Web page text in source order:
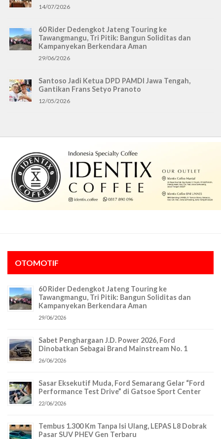
14/07/2026
60 Rider Dedengkot Jateng Touring ke
Tawangmangu, Tri Pitik: Bangun Soliditas dan
Kampanyekan Berkendara Aman
29/06/2026
Santoso Jadi Ketua DPD PAMDI Jawa Tengah,
Gantikan Frans Setyo Pranoto
12/05/2026
OTOMOTIF
60 Rider Dedengkot Jateng Touring ke
Tawangmangu, Tri Pitik: Bangun Soliditas dan
Kampanyekan Berkendara Aman
29/06/2026
Sabet Penghargaan J.D. Power 2026, Ford
Dinobatkan Sebagai Brand Mainstream No. 1
26/06/2026
Sasar Eksekutif Muda, Ford Semarang Gelar “Ford
Performance Test Drive” di Gatsoe Sport Center
22/06/2026
Tembus 1.300 Km Tanpa Isi Ulang, LEPAS L8 Dobrak
Pasar SUV PHEV Gen Terbaru